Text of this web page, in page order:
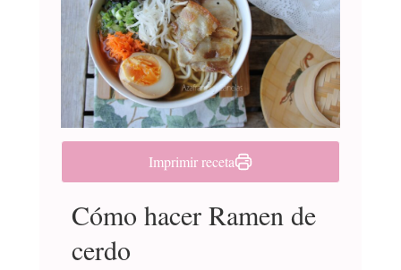
Imprimir receta
Cómo hacer Ramen de
cerdo